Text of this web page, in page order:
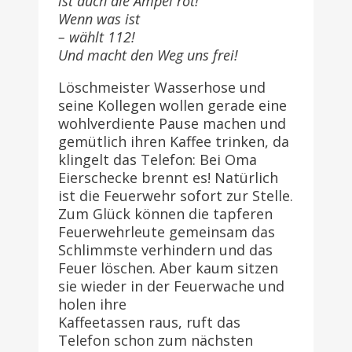
Wenn was ist
– wählt 112!
Und macht den Weg uns frei!
Löschmeister Wasserhose und
seine Kollegen wollen gerade eine
wohlverdiente Pause machen und
gemütlich ihren Kaffee trinken, da
klingelt das Telefon: Bei Oma
Eierschecke brennt es! Natürlich
ist die Feuerwehr sofort zur Stelle.
Zum Glück können die tapferen
Feuerwehrleute gemeinsam das
Schlimmste verhindern und das
Feuer löschen. Aber kaum sitzen
sie wieder in der Feuerwache und
holen ihre
Kaffeetassen raus, ruft das
Telefon schon zum nächsten